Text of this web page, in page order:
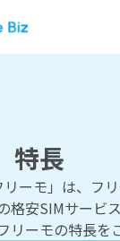
特長
ーモ」は、フ
安SIMサービス
ーモの特長を